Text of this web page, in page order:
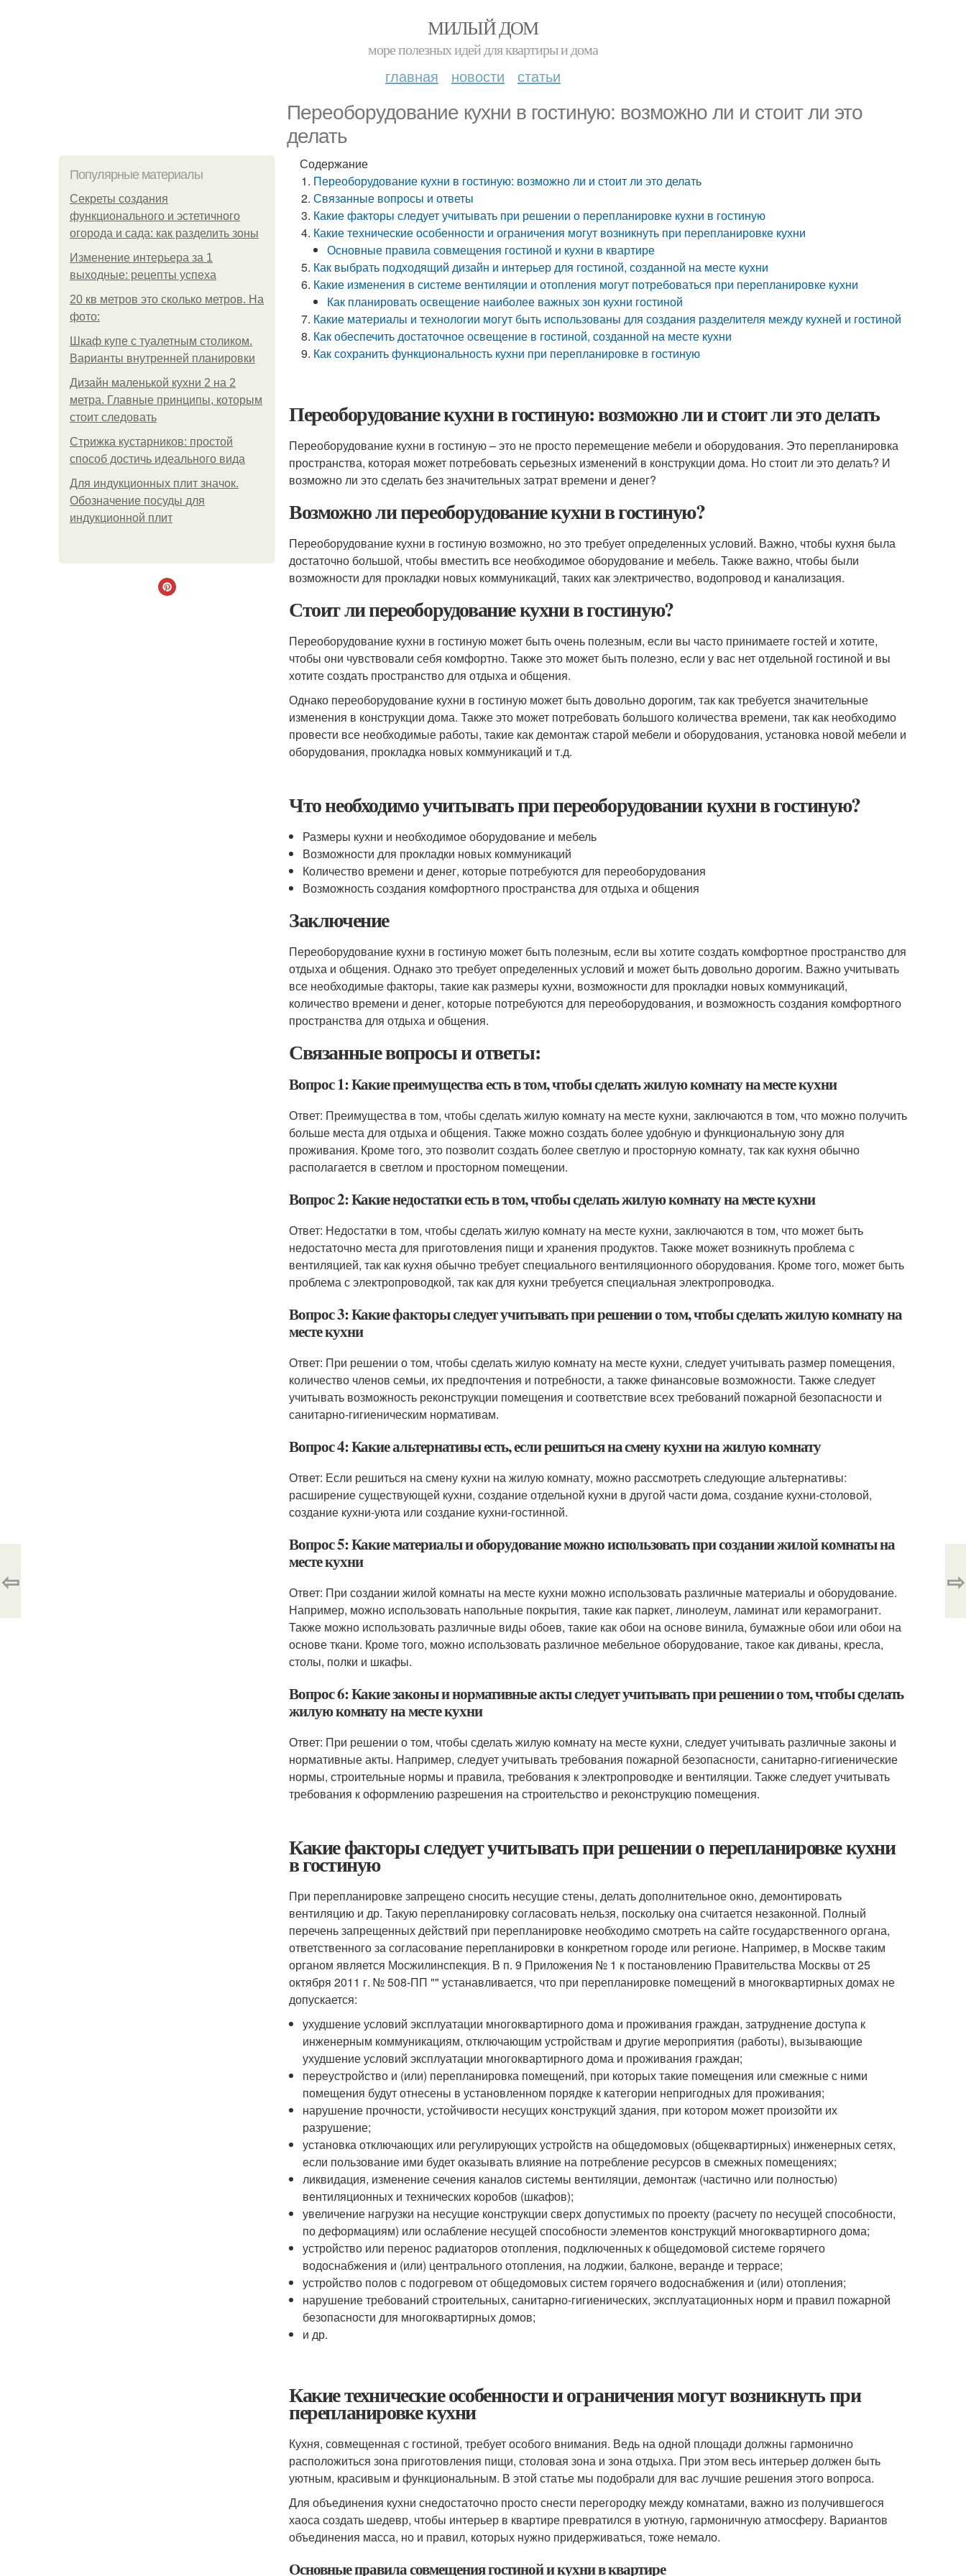
МИЛЫЙ ДОМ
море полезных идей для квартиры и дома
главная новости статьи
Переоборудование кухни в гостиную: возможно ли и стоит ли это
делать
Популярные материалы
Секреты создания
функционального и эстетичного
огорода и сада: как разделить зоны
Изменение интерьера за 1
выходные: рецепты успеха
20 кв метров это сколько метров. На
фото:
Шкаф купе с туалетным столиком.
Варианты внутренней планировки
Дизайн маленькой кухни 2 на 2
метра. Главные принципы, которым
стоит следовать
Стрижка кустарников: простой
способ достичь идеального вида
Для индукционных плит значок.
Обозначение посуды для
индукционной плит
Содержание
Переоборудование кухни в гостиную: возможно ли и стоит ли это делать
Связанные вопросы и ответы
Какие факторы следует учитывать при решении о перепланировке кухни в гостиную
Какие технические особенности и ограничения могут возникнуть при перепланировке кухни
Основные правила совмещения гостиной и кухни в квартире
Как выбрать подходящий дизайн и интерьер для гостиной, созданной на месте кухни
Какие изменения в системе вентиляции и отопления могут потребоваться при перепланировке кухни
Как планировать освещение наиболее важных зон кухни гостиной
Какие материалы и технологии могут быть использованы для создания разделителя между кухней и гостиной
Как обеспечить достаточное освещение в гостиной, созданной на месте кухни
Как сохранить функциональность кухни при перепланировке в гостиную
Переоборудование кухни в гостиную: возможно ли и стоит ли это делать
Переоборудование кухни в гостиную – это не просто перемещение мебели и оборудования. Это перепланировка
пространства, которая может потребовать серьезных изменений в конструкции дома. Но стоит ли это делать? И
возможно ли это сделать без значительных затрат времени и денег?
Возможно ли переоборудование кухни в гостиную?
Переоборудование кухни в гостиную возможно, но это требует определенных условий. Важно, чтобы кухня была
достаточно большой, чтобы вместить все необходимое оборудование и мебель. Также важно, чтобы были
возможности для прокладки новых коммуникаций, таких как электричество, водопровод и канализация.
Стоит ли переоборудование кухни в гостиную?
Переоборудование кухни в гостиную может быть очень полезным, если вы часто принимаете гостей и хотите,
чтобы они чувствовали себя комфортно. Также это может быть полезно, если у вас нет отдельной гостиной и вы
хотите создать пространство для отдыха и общения.
Однако переоборудование кухни в гостиную может быть довольно дорогим, так как требуется значительные
изменения в конструкции дома. Также это может потребовать большого количества времени, так как необходимо
провести все необходимые работы, такие как демонтаж старой мебели и оборудования, установка новой мебели и
оборудования, прокладка новых коммуникаций и т.д.
Что необходимо учитывать при переоборудовании кухни в гостиную?
Размеры кухни и необходимое оборудование и мебель
Возможности для прокладки новых коммуникаций
Количество времени и денег, которые потребуются для переоборудования
Возможность создания комфортного пространства для отдыха и общения
Заключение
Переоборудование кухни в гостиную может быть полезным, если вы хотите создать комфортное пространство для
отдыха и общения. Однако это требует определенных условий и может быть довольно дорогим. Важно учитывать
все необходимые факторы, такие как размеры кухни, возможности для прокладки новых коммуникаций,
количество времени и денег, которые потребуются для переоборудования, и возможность создания комфортного
пространства для отдыха и общения.
Связанные вопросы и ответы:
Вопрос 1: Какие преимущества есть в том, чтобы сделать жилую комнату на месте кухни
Ответ: Преимущества в том, чтобы сделать жилую комнату на месте кухни, заключаются в том, что можно получить
больше места для отдыха и общения. Также можно создать более удобную и функциональную зону для
проживания. Кроме того, это позволит создать более светлую и просторную комнату, так как кухня обычно
располагается в светлом и просторном помещении.
Вопрос 2: Какие недостатки есть в том, чтобы сделать жилую комнату на месте кухни
Ответ: Недостатки в том, чтобы сделать жилую комнату на месте кухни, заключаются в том, что может быть
недостаточно места для приготовления пищи и хранения продуктов. Также может возникнуть проблема с
вентиляцией, так как кухня обычно требует специального вентиляционного оборудования. Кроме того, может быть
проблема с электропроводкой, так как для кухни требуется специальная электропроводка.
Вопрос 3: Какие факторы следует учитывать при решении о том, чтобы сделать жилую комнату на
месте кухни
Ответ: При решении о том, чтобы сделать жилую комнату на месте кухни, следует учитывать размер помещения,
количество членов семьи, их предпочтения и потребности, а также финансовые возможности. Также следует
учитывать возможность реконструкции помещения и соответствие всех требований пожарной безопасности и
санитарно-гигиеническим нормативам.
Вопрос 4: Какие альтернативы есть, если решиться на смену кухни на жилую комнату
Ответ: Если решиться на смену кухни на жилую комнату, можно рассмотреть следующие альтернативы:
расширение существующей кухни, создание отдельной кухни в другой части дома, создание кухни-столовой,
создание кухни-уюта или создание кухни-гостинной.
Вопрос 5: Какие материалы и оборудование можно использовать при создании жилой комнаты на
месте кухни
Ответ: При создании жилой комнаты на месте кухни можно использовать различные материалы и оборудование.
Например, можно использовать напольные покрытия, такие как паркет, линолеум, ламинат или керамогранит.
Также можно использовать различные виды обоев, такие как обои на основе винила, бумажные обои или обои на
основе ткани. Кроме того, можно использовать различное мебельное оборудование, такое как диваны, кресла,
столы, полки и шкафы.
Вопрос 6: Какие законы и нормативные акты следует учитывать при решении о том, чтобы сделать
жилую комнату на месте кухни
Ответ: При решении о том, чтобы сделать жилую комнату на месте кухни, следует учитывать различные законы и
нормативные акты. Например, следует учитывать требования пожарной безопасности, санитарно-гигиенические
нормы, строительные нормы и правила, требования к электропроводке и вентиляции. Также следует учитывать
требования к оформлению разрешения на строительство и реконструкцию помещения.
Какие факторы следует учитывать при решении о перепланировке кухни
в гостиную
При перепланировке запрещено сносить несущие стены, делать дополнительное окно, демонтировать
вентиляцию и др. Такую перепланировку согласовать нельзя, поскольку она считается незаконной. Полный
перечень запрещенных действий при перепланировке необходимо смотреть на сайте государственного органа,
ответственного за согласование перепланировки в конкретном городе или регионе. Например, в Москве таким
органом является Мосжилинспекция. В п. 9 Приложения № 1 к постановлению Правительства Москвы от 25
октября 2011 г. № 508-ПП "" устанавливается, что при перепланировке помещений в многоквартирных домах не
допускается:
ухудшение условий эксплуатации многоквартирного дома и проживания граждан, затруднение доступа к
инженерным коммуникациям, отключающим устройствам и другие мероприятия (работы), вызывающие
ухудшение условий эксплуатации многоквартирного дома и проживания граждан;
переустройство и (или) перепланировка помещений, при которых такие помещения или смежные с ними
помещения будут отнесены в установленном порядке к категории непригодных для проживания;
нарушение прочности, устойчивости несущих конструкций здания, при котором может произойти их
разрушение;
установка отключающих или регулирующих устройств на общедомовых (общеквартирных) инженерных сетях,
если пользование ими будет оказывать влияние на потребление ресурсов в смежных помещениях;
ликвидация, изменение сечения каналов системы вентиляции, демонтаж (частично или полностью)
вентиляционных и технических коробов (шкафов);
увеличение нагрузки на несущие конструкции сверх допустимых по проекту (расчету по несущей способности,
по деформациям) или ослабление несущей способности элементов конструкций многоквартирного дома;
устройство или перенос радиаторов отопления, подключенных к общедомовой системе горячего
водоснабжения и (или) центрального отопления, на лоджии, балконе, веранде и террасе;
устройство полов с подогревом от общедомовых систем горячего водоснабжения и (или) отопления;
нарушение требований строительных, санитарно-гигиенических, эксплуатационных норм и правил пожарной
безопасности для многоквартирных домов;
и др.
Какие технические особенности и ограничения могут возникнуть при
перепланировке кухни
Кухня, совмещенная с гостиной, требует особого внимания. Ведь на одной площади должны гармонично
расположиться зона приготовления пищи, столовая зона и зона отдыха. При этом весь интерьер должен быть
уютным, красивым и функциональным. В этой статье мы подобрали для вас лучшие решения этого вопроса.
Для объединения кухни снедостаточно просто снести перегородку между комнатами, важно из получившегося
хаоса создать шедевр, чтобы интерьер в квартире превратился в уютную, гармоничную атмосферу. Вариантов
объединения масса, но и правил, которых нужно придерживаться, тоже немало.
Основные правила совмещения гостиной и кухни в квартире
⇦ ⇨